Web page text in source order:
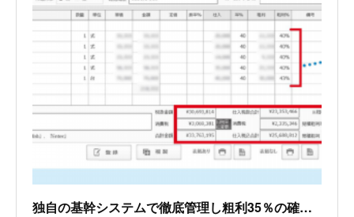
独自の基幹システムで徹底管理し粗利35％の確保に成功！